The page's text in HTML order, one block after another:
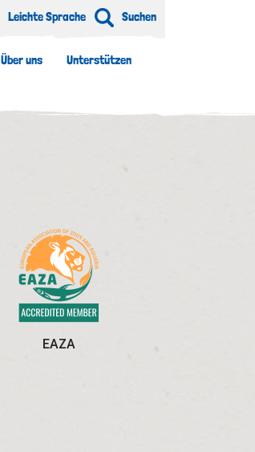
Über uns Unterstützen
Leichte Sprache Suchen
EAZA